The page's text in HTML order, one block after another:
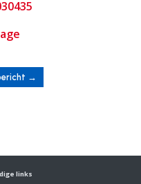
→
links